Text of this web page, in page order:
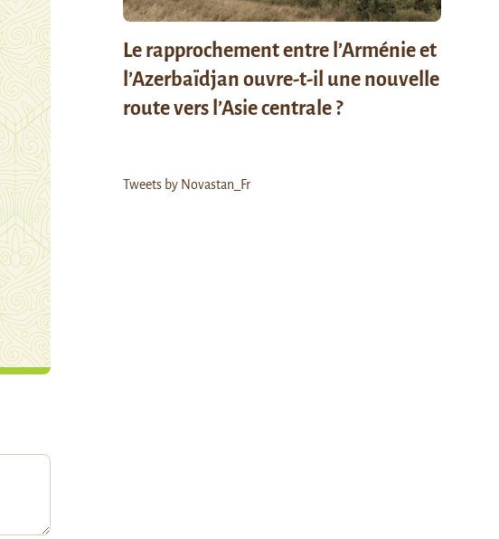
Le rapprochement entre l’Arménie et
l’Azerbaïdjan ouvre-t-il une nouvelle
route vers l’Asie centrale ?
Tweets by Novastan_Fr